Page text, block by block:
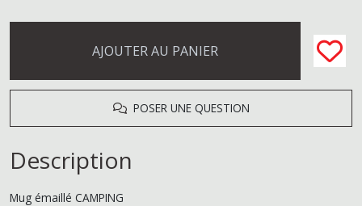
AJOUTER AU PANIER
POSER UNE QUESTION
Description
Mug émaillé CAMPING